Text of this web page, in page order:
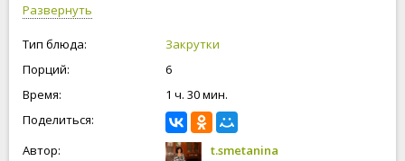
Развернуть
Тип блюда:
Закрутки
Порций:
6
Время:
1 ч. 30 мин.
Поделиться:
Автор:
t.smetanina